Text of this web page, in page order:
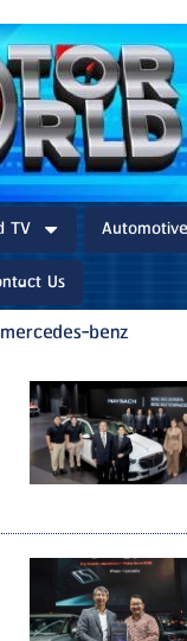
TV
Us
mercedes-benz